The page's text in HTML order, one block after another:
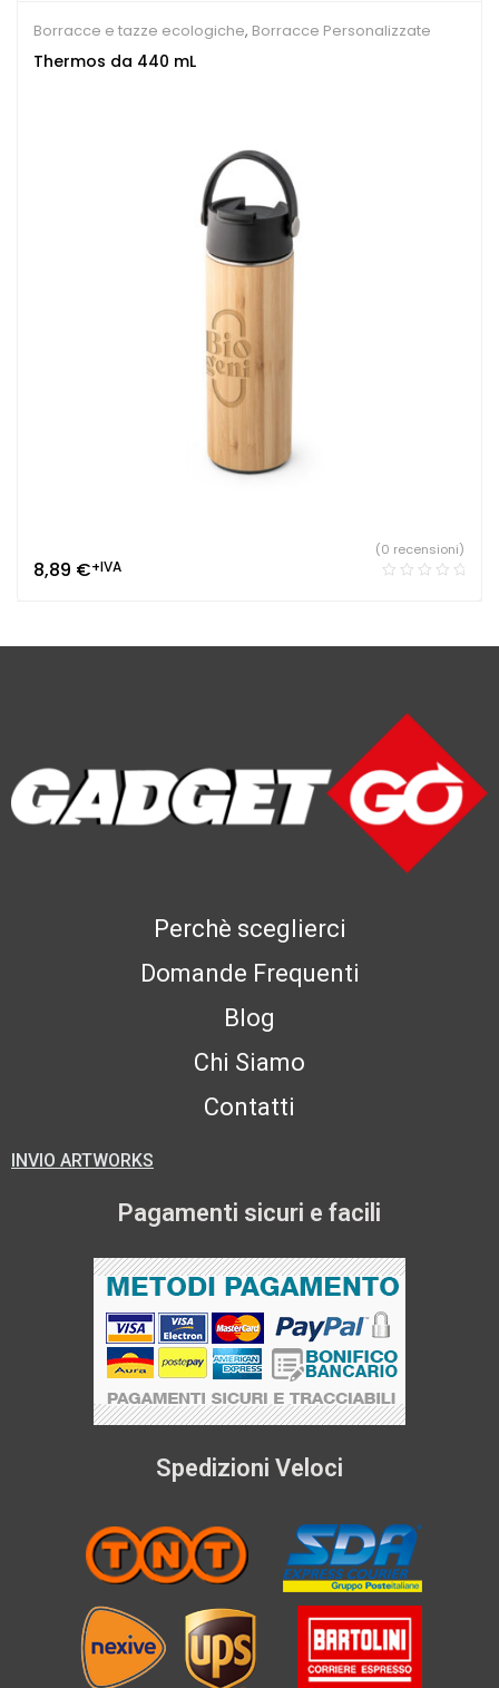
Borracce e tazze ecologiche, Borracce Personalizzate
Thermos da 440 mL
8,89 €+IVA
(0 recensioni)
Perchè sceglierci
Domande Frequenti
Blog
Chi Siamo
Contatti
INVIO ARTWORKS
Pagamenti sicuri e facili
Spedizioni Veloci